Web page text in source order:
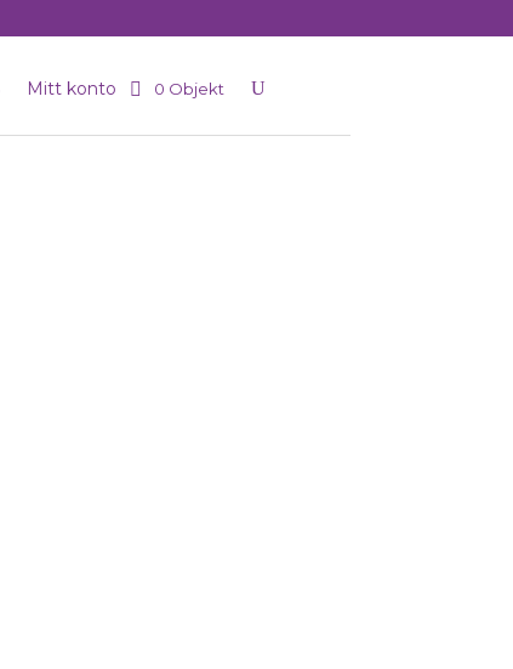
Mitt konto 0 Objekt